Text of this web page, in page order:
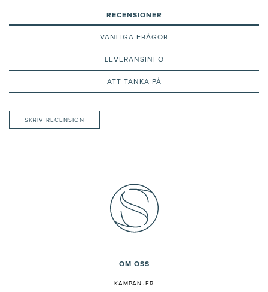
RECENSIONER
VANLIGA FRÅGOR
LEVERANSINFO
ATT TÄNKA PÅ
SKRIV RECENSION
OM OSS
KAMPANJER